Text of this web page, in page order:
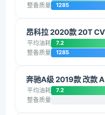
整备质量 1285
昂科拉 2020款 20T
平均油耗 7.2
整备质量 1285
奔驰A级 2019款 改款
平均油耗 7.2
整备质量